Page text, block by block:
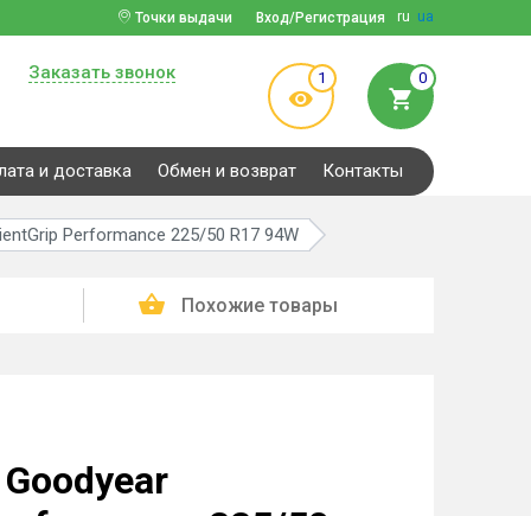
ru ua
Вход/Регистрация
Точки выдачи
Заказать звонок 1 0
и доставка Обмен и возврат Контакты
Performance 225/50 R17 94W
Похожие товары